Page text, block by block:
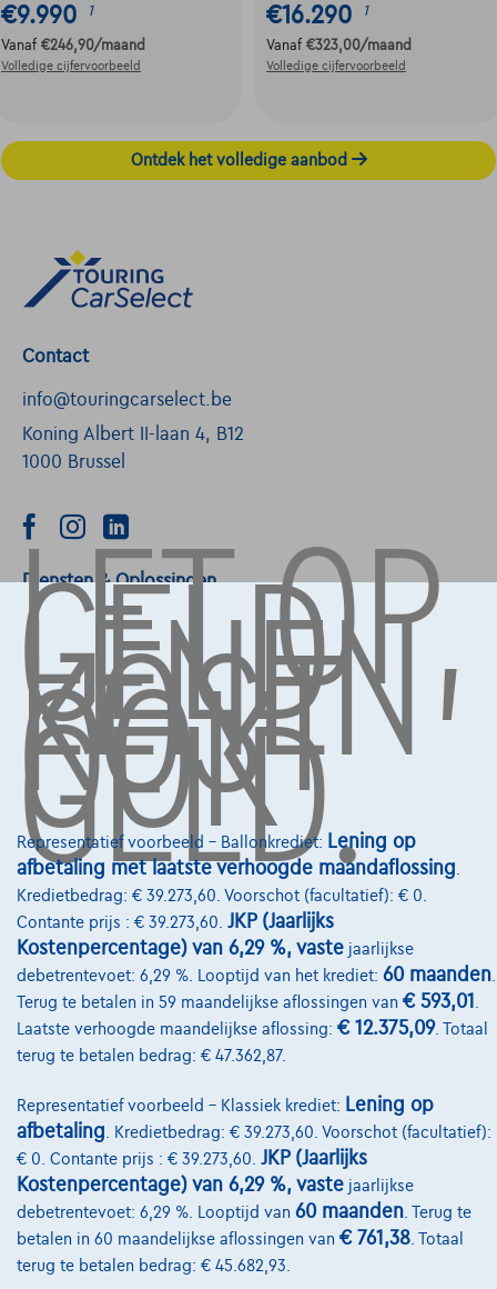
€9.990 1
Vanaf €246,90/maand
Volledige cijfervoorbeeld
€16.290 1
Vanaf €323,00/maand
Volledige cijfervoorbeeld
Ontdek het volledige aanbod
LET OP,
GELD
LENEN
KOST
OOK
GELD.
Representatief voorbeeld – Ballonkrediet: Lening op
afbetaling met laatste verhoogde maandaflossing
Kredietbedrag: € 39.273,60. Voorschot (facultatief): € 0.
Contante prijs : € 39.273,60. JKP (Jaarlijks
Kostenpercentage) van 6,29 %, vaste jaarlijkse
debetrentevoet: 6,29 %. Looptijd van het krediet: 60 maanden
Terug te betalen in 59 maandelijkse aflossingen van € 593,01
Laatste verhoogde maandelijkse aflossing: € 12.375,09. Totaal
terug te betalen bedrag: € 47.362,87.
Representatief voorbeeld – Klassiek krediet: Lening op
afbetaling . Kredietbedrag: € 39.273,60. Voorschot (facultatief):
€ 0. Contante prijs : € 39.273,60. JKP (Jaarlijks
Kostenpercentage) van 6,29 %, vaste jaarlijkse
debetrentevoet: 6,29 %. Looptijd van 60 maanden . Terug te
betalen in 60 maandelijkse aflossingen van € 761,38 . Totaal
terug te betalen bedrag: € 45.682,93.
Contact
info@touringcarselect.be
Koning Albert II-laan 4, B12
1000 Brussel
Diensten & Oplossingen
Pechverhelping verzekering
Financiering
Autoverzekering
Lease en persoonlijke lease
Over Ons
Word klant
Wie zijn we
Kwaliteitscharter
Onze dealers
Onze partners
Contact
@2024 TCS Mobility SA/NV Copyright
Algemene Voorwaarden